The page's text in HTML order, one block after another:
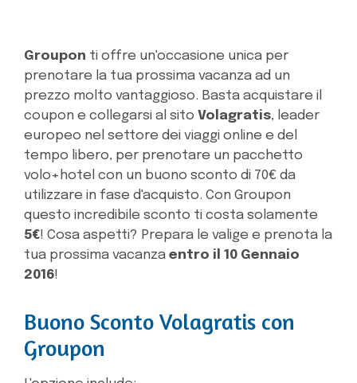
Groupon ti offre un'occasione unica per
prenotare la tua prossima vacanza ad un
prezzo molto vantaggioso. Basta acquistare il
coupon e collegarsi al sito Volagratis, leader
europeo nel settore dei viaggi online e del
tempo libero, per prenotare un pacchetto
volo+hotel con un buono sconto di 70€ da
utilizzare in fase d'acquisto. Con Groupon
questo incredibile sconto ti costa solamente
5€! Cosa aspetti? Prepara le valige e prenota la
tua prossima vacanza entro il 10 Gennaio
2016!
Buono Sconto Volagratis con
Groupon